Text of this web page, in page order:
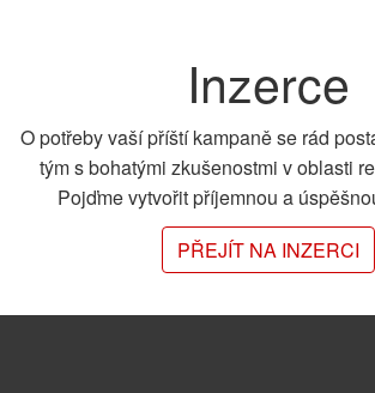
Inzerce
O potřeby vaší příští kampaně se rád
tým s bohatými zkušenostmi v oblasti
Pojďme vytvořit příjemnou a
PŘEJÍT NA INZERCI